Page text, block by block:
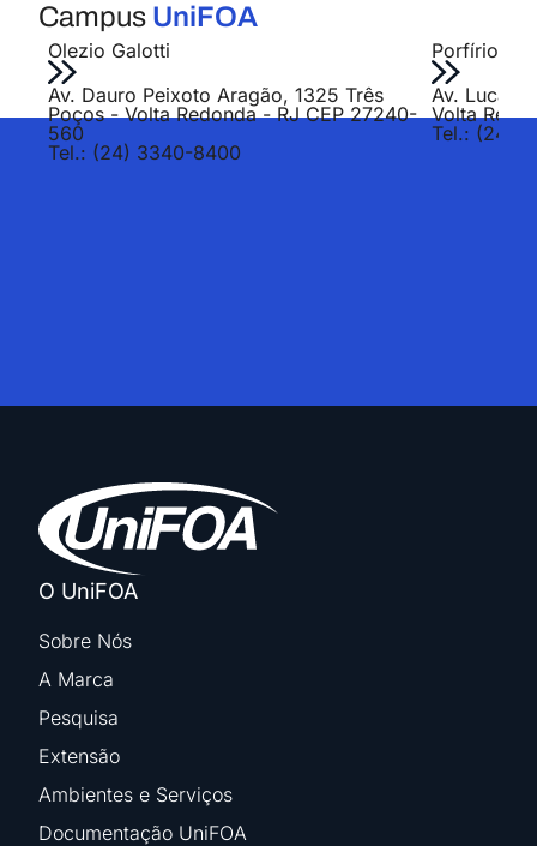
Campus UniFOA
Olezio Galotti
Av. Dauro Peixoto Aragão, 1325 Três
Poços - Volta Redonda - RJ CEP 27240-
560
Tel.: (24) 3340-8400
Porfírio
Av. Lucas
Volta
Tel.: (24)
O UniFOA
Sobre Nós
A Marca
Pesquisa
Extensão
Ambientes e Serviços
Documentação UniFOA